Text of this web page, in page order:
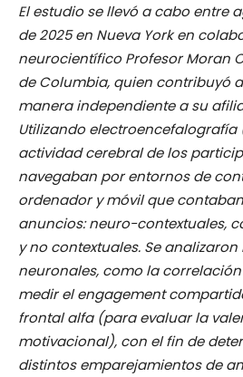
El estudio se llevó a cabo entre
de 2025 en Nueva York en
neurocientífico Profesor Moran
de Columbia, quien contribuyó
manera independiente a su
Utilizando electroencefalografía
actividad cerebral de los
navegaban por entornos de
ordenador y móvil que
anuncios: neuro-contextuales,
y no contextuales. Se
neuronales, como la
medir el engagement
frontal alfa (para evaluar la
motivacional), con el fin de
distintos emparejamientos de